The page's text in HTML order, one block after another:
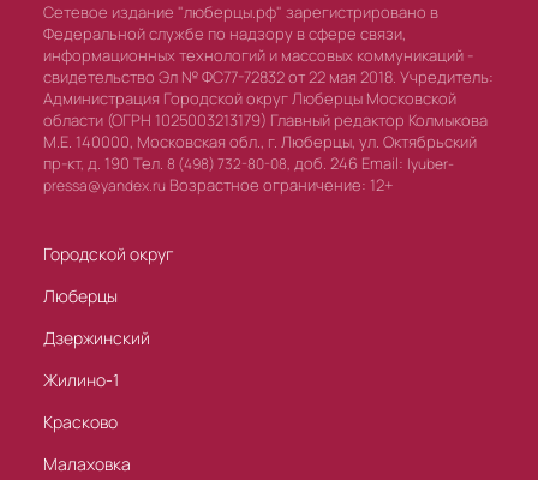
Сетевое издание "люберцы.рф" зарегистрировано в
Федеральной службе по надзору в сфере связи,
информационных технологий и массовых коммуникаций -
свидетельство Эл № ФС77-72832 от 22 мая 2018. Учредитель:
Администрация Городской округ Люберцы Московской
области (ОГРН 1025003213179) Главный редактор Колмыкова
М.Е. 140000, Московская обл., г. Люберцы, ул. Октябрьский
пр-кт, д. 190 Тел. 8 (498) 732-80-08, доб. 246 Email: lyuber-
pressa@yandex.ru Возрастное ограничение: 12+
Городской округ
Люберцы
Дзержинский
Жилино-1
Красково
Малаховка